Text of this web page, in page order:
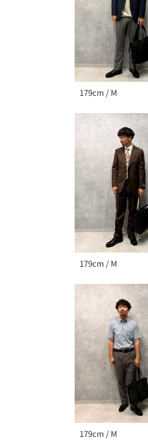
179cm / M
179cm / M
179cm / M